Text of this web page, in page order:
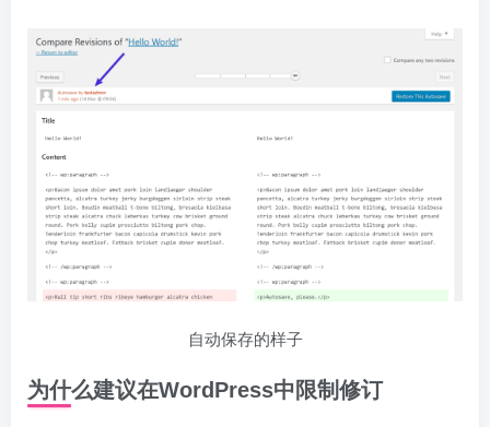
自动保存的样子
为什么建议在WordPress中限制修订